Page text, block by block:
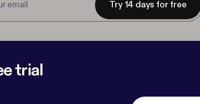
Try 14 days for free
trial